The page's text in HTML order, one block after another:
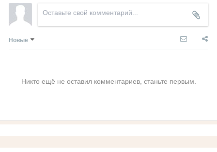
Новые
Никто ещё не оставил комментариев, станьте первым.